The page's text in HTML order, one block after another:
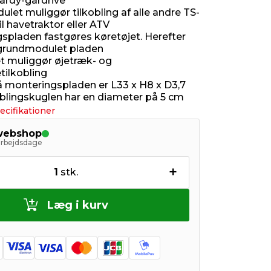
muliggør tilkobling af alle andre TS-
havetraktor eller ATV
fastgøres køretøjet. Herefter
pladen
muliggør øjetræk- og
monteringspladen er L33 x H8 x D3,7
har en diameter på 5 cm
1 stk. +
Læg i kurv